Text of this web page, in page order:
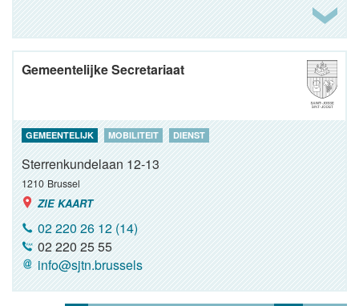
Gemeentelijke Secretariaat
GEMEENTELIJK MOBILITEIT DIENST
Sterrenkundelaan 12-13
1210 Brussel
ZIE KAART
02 220 26 12 (14)
02 220 25 55
info@sjtn.brussels